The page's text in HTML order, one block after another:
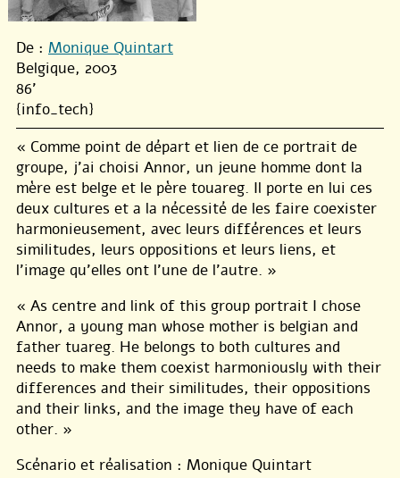
De : Monique Quintart
Belgique, 2003
86'
{info_tech}
« Comme point de départ et lien de ce portrait de
groupe, j’ai choisi Annor, un jeune homme dont la
mère est belge et le père touareg. Il porte en lui ces
deux cultures et a la nécessité de les faire coexister
harmonieusement, avec leurs différences et leurs
similitudes, leurs oppositions et leurs liens, et
l’image qu’elles ont l’une de l’autre. »
« As centre and link of this group portrait I chose
Annor, a young man whose mother is belgian and
father tuareg. He belongs to both cultures and
needs to make them coexist harmoniously with their
differences and their similitudes, their oppositions
and their links, and the image they have of each
other. »
Scénario et réalisation : Monique Quintart